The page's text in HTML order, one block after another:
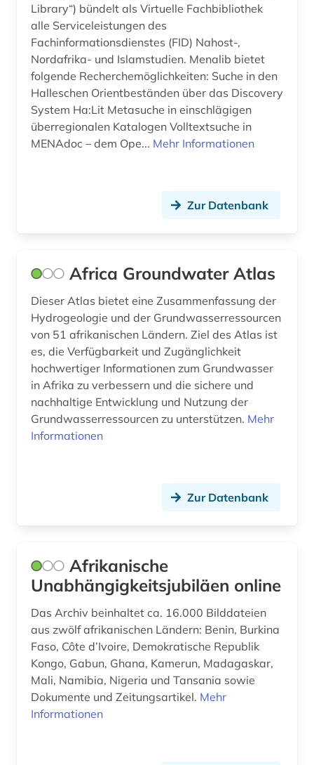
sklavenhandel (1)
sklaverei (1)
somalia (1)
sozialer indikator (1)
sozialwissenschaften (1)
statistik (2)
südafrika (2)
südamerika (2)
südasien (3)
südostasien (1)
südosteuropa (1)
technik (1)
theologie (1)
turkspra (1)
uganda (1)
unabhängigkeitsbewegung (1)
unternehmen (1)
usa (6)
verlagswesen (1)
Library“) bündelt als Virtuelle Fachbibliothek
alle Serviceleistungen des
Fachinformationsdienstes (FID) Nahost-,
Nordafrika- und Islamstudien. Menalib bietet
folgende Recherchemöglichkeiten: Suche in den
Halleschen Orientbeständen über das Discovery
System Ha:Lit Metasuche in einschlägigen
überregionalen Katalogen Volltextsuche in
MENAdoc – dem Ope... Mehr Informationen
Zur Datenbank
Africa Groundwater Atlas
Dieser Atlas bietet eine Zusammenfassung der
Hydrogeologie und der Grundwasserressourcen
von 51 afrikanischen Ländern. Ziel des Atlas ist
es, die Verfügbarkeit und Zugänglichkeit
hochwertiger Informationen zum Grundwasser
in Afrika zu verbessern und die sichere und
nachhaltige Entwicklung und Nutzung der
Grundwasserressourcen zu unterstützen. Mehr
Informationen
Zur Datenbank
Afrikanische
Unabhängigkeitsjubiläen online
Das Archiv beinhaltet ca. 16.000 Bilddateien
aus zwölf afrikanischen Ländern: Benin, Burkina
Faso, Côte d’Ivoire, Demokratische Republik
Kongo, Gabun, Ghana, Kamerun, Madagaskar,
Mali, Namibia, Nigeria und Tansania sowie
Dokumente und Zeitungsartikel. Mehr
Informationen